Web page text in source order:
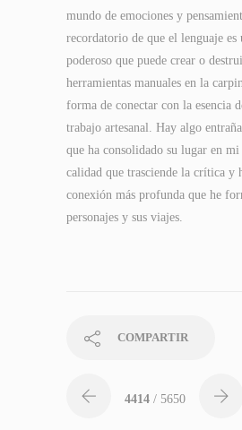
mundo de emociones y
recordatorio de que el lenguaje es
poderoso que puede crear o
herramientas manuales en la
forma de conectar con la esencia
trabajo artesanal. Hay algo
que ha consolidado su lugar en
calidad que trasciende la crítica y
conexión más profunda que he
personajes y sus viajes.
COMPARTIR
4414 / 5650